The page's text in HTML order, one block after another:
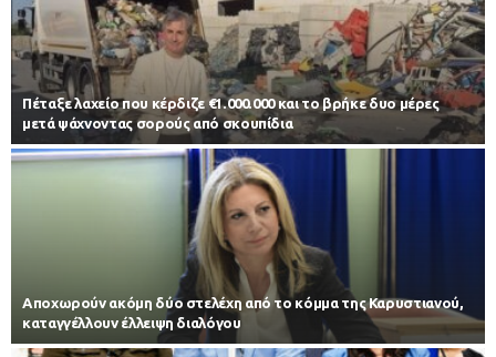
Πέταξε λαχείο που κέρδιζε €1.000.000 και το βρήκε δυο μέρες
μετά ψάχνοντας σορούς από σκουπίδια
Αποχωρούν ακόμη δύο στελέχη από το κόμμα της Καρυστιανού,
καταγγέλλουν έλλειψη διαλόγου